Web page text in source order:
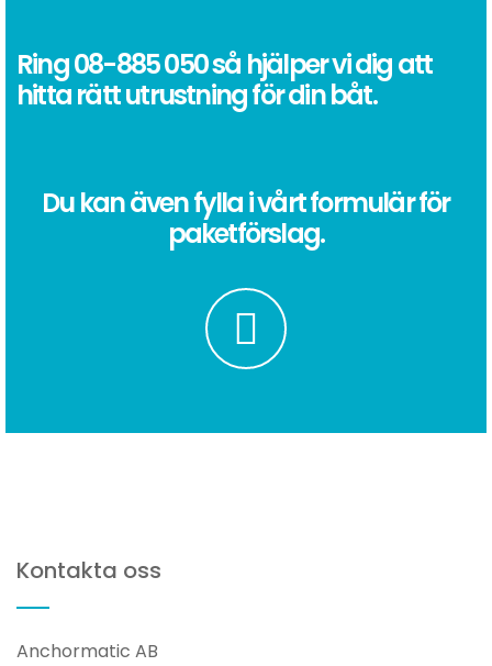
Ring08-885 050så hjälper vi dig att
hitta rätt utrustning för din båt.
Du kan även fylla i vårt formulär för
paketförslag.
Kontakta oss
Anchormatic AB